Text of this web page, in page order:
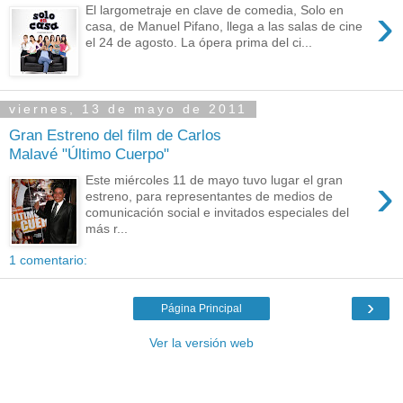
›
El largometraje en clave de comedia, Solo en
casa, de Manuel Pifano, llega a las salas de cine
el 24 de agosto. La ópera prima del ci...
viernes, 13 de mayo de 2011
Gran Estreno del film de Carlos
Malavé "Último Cuerpo"
›
Este miércoles 11 de mayo tuvo lugar el gran
estreno, para representantes de medios de
comunicación social e invitados especiales del
más r...
1 comentario:
›
Página Principal
Ver la versión web